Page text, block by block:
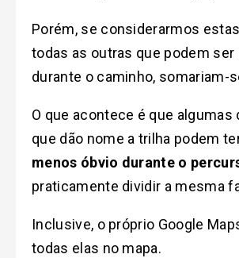
Porém, se considerarmos
todas as outras que podem ser
durante o caminho, somariam-
O que acontece é que algumas
que dão nome a trilha podem
menos óbvio durante o
praticamente dividir a mesma
Inclusive, o próprio Google
todas elas no mapa.